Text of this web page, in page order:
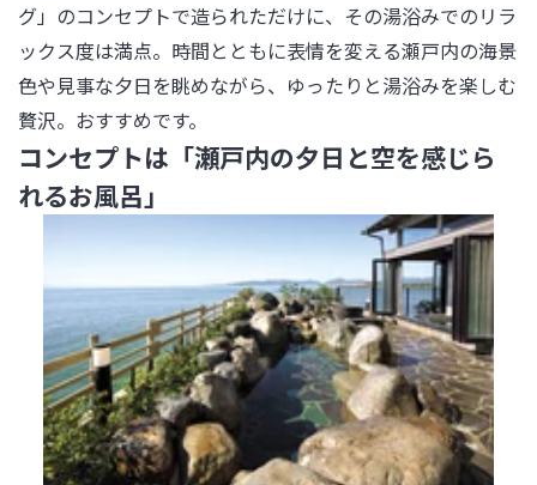
グ」のコンセプトで造られただけに、その湯浴みでのリラ
ックス度は満点。時間とともに表情を変える瀬戸内の海景
色や見事な夕日を眺めながら、ゆったりと湯浴みを楽しむ
贅沢。おすすめです。
コンセプトは「瀬戸内の夕日と空を感じら
れるお風呂」